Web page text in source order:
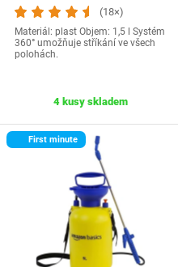
(18×)
Materiál: plast Objem: 1,5 l Systém
360° umožňuje stříkání ve všech
polohách.
4 kusy skladem
First minute